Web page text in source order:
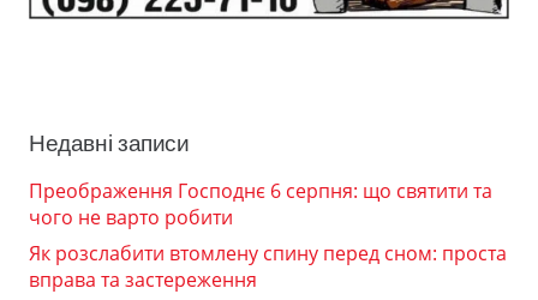
Недавні записи
Преображення Господнє 6 серпня: що святити та
чого не варто робити
Як розслабити втомлену спину перед сном: проста
вправа та застереження